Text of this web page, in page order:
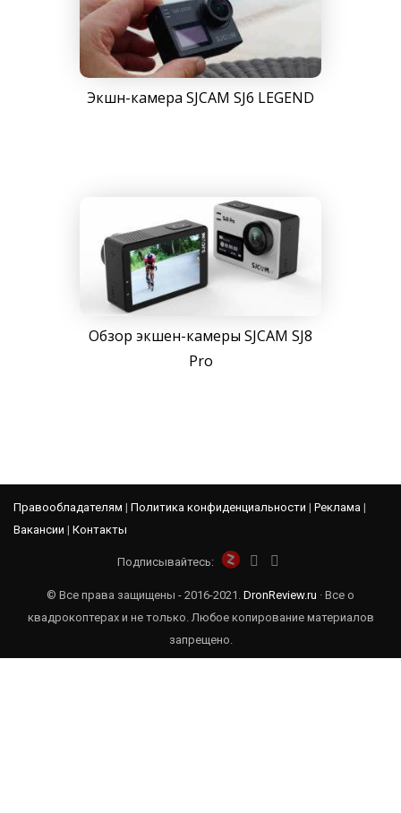
Экшн-камера SJCAM SJ6 LEGEND
Обзор экшен-камеры SJCAM SJ8
Pro
Правообладателям | Политика конфиденциальности | Реклама |
Вакансии | Контакты
Подписывайтесь:
© Все права защищены - 2016-2021. DronReview.ru · Все о
квадрокоптерах и не только. Любое копирование материалов
запрещено.